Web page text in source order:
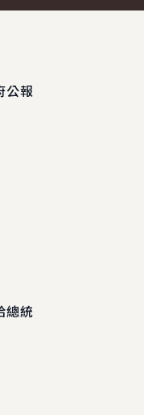
公報
總統